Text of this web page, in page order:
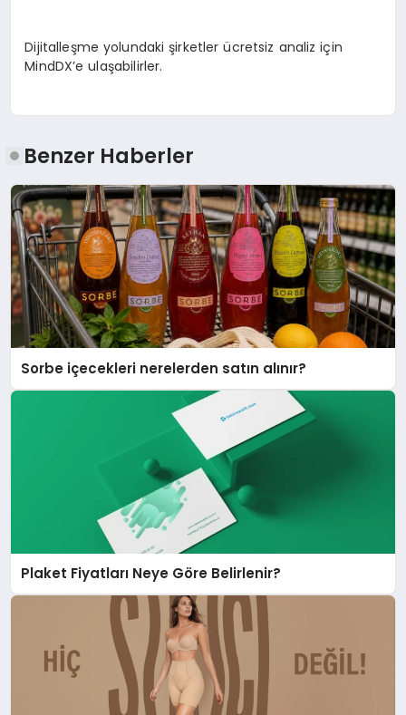
Dijitalleşme yolundaki şirketler ücretsiz analiz için
MindDX’e ulaşabilirler.
Benzer Haberler
Sorbe içecekleri nerelerden satın alınır?
Plaket Fiyatları Neye Göre Belirlenir?